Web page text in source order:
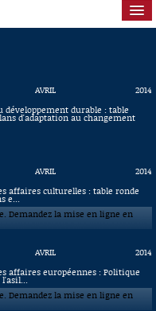
AVRIL
2014
développement durable : table
d'adaptation au changement
AVRIL
2014
affaires culturelles : table ronde
e...
Demandez la mise en ligne en
AVRIL
2014
affaires européennes : Politique
Demandez la mise en ligne en